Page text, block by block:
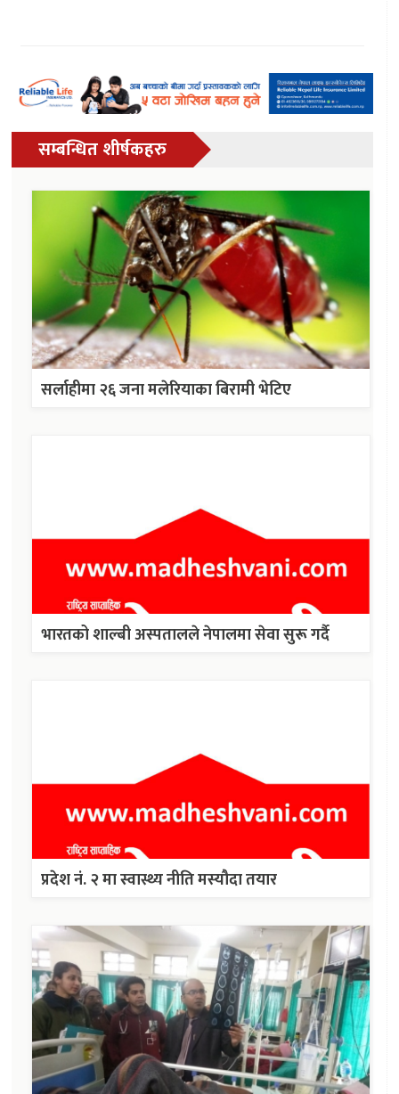
सम्बन्धित शीर्षकहरु
सर्लाहीमा २६ जना मलेरियाका बिरामी भेटिए
भारतको शाल्बी अस्पतालले नेपालमा सेवा सुरू गर्दै
प्रदेश नं. २ मा स्वास्थ्य नीति मस्यौदा तयार